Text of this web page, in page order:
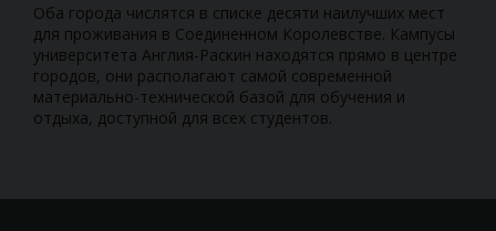
Оба города числятся в списке десяти наилучших мест
для проживания в Соединенном Королевстве. Кампусы
университета Англия-Раскин находятся прямо в центре
городов, они располагают самой современной
материально-технической базой для обучения и
отдыха, доступной для всех студентов.